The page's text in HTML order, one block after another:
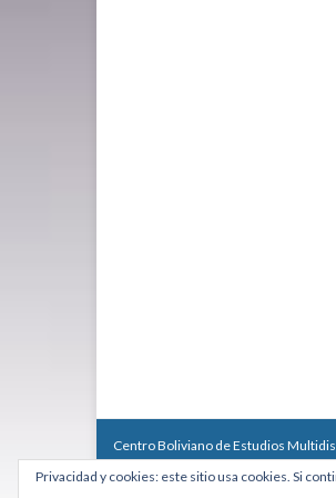
Centro Boliviano de Estudios
Calle Macario Pinilla # 2588 esq. Av.
Teléfono: +591 2431818 - Celular:
Privacidad y cookies: este sitio usa cookies. Si